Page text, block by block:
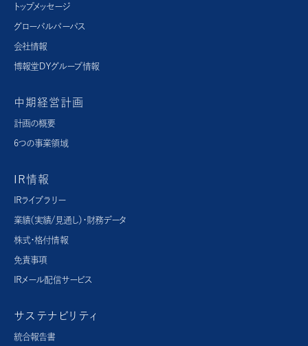
トップメッセージ
グローバルパーパス​
会社情報
博報堂ＤＹグループ情報
中期経営計画
計画の概要
6つの事業領域
IR情報
IRライブラリー
業績（実績/見通し）・財務データ
株式・格付情報
免責事項
IRメール配信サービス
サステナビリティ
統合報告書